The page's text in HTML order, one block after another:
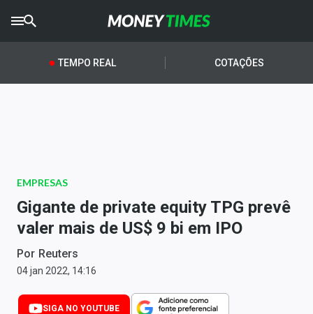
CRYPTOTIMES
AGROTIMES
Newsletters
Money Trader
Anuncie
Últimas Notícias
TEMPO REAL COTAÇÕES
EMPRESAS
Gigante de private equity TPG prevê
valer mais de US$ 9 bi em IPO
Por Reuters
04 jan 2022, 14:16
SIGA NO YOUTUBE